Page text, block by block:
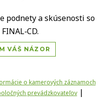
podnety a skúsenosti so
VÁŠ NÁZOR
o kamerových záznamoch
prevádzkovateľov|